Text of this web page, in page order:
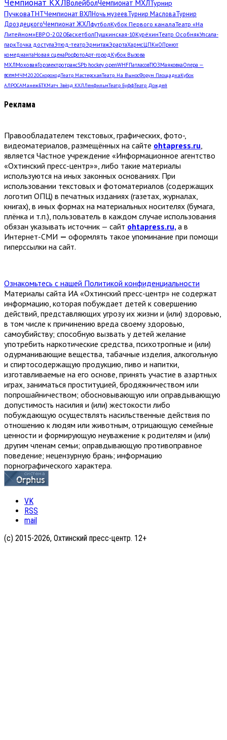
Чемпионат КХЛВолейболЧемпионат МХЛТурнир
ПучковаТНТЧемпионат ВХЛНочь музеевТурнир МасловаТурнир
ДроздецкогоЧемпионат ЖХЛфутболКубок Первого каналаТеатр «На
Литейном»ЕВРО-2020БаскетболПушкинская-10КурёхинТеатр ОсобнякУпсала-
паркТочка доступаЭтюд-театрЭрмитажЭрартаХармсЦПКиОПриют
комедиантаНовая сценаРосфотоАрт-город Кубок Вызова
МХЛМоховаяГорэлектротрансSPb hockey openWHFПатласовТЮЗМаяковкаОпера —
всемМЧМ2020СкороходТеатр МастерскаяТеатр. На ВыносФорум ПлощадкаКубок
АЛРОСАМанежБТКМатч Звёзд КХЛЛенфильмТеатр БуффТеатр Дождей
Реклама
Правообладателем текстовых, графических, фото-,
видеоматериалов, размещённых на сайте ohtapress.ru,
является Частное учреждение «Информационное агентство
«Охтинский пресс-центр»», либо такие материалы
используются на иных законных основаниях. При
использовании текстовых и фотоматериалов (содержащих
логотип ОПЦ) в печатных изданиях (газетах, журналах,
книгах), в иных формах на материальных носителях (бумага,
плёнка и т.п.), пользователь в каждом случае использования
обязан указывать источник — сайт ohtapress.ru, а в
Интернет-СМИ — оформлять такое упоминание при помощи
гиперссылки на сайт.
Ознакомьтесь с нашей Политикой конфиденциальности
Материалы сайта ИА «Охтинский пресс-центр» не содержат
информацию, которая побуждает детей к совершению
действий, представляющих угрозу их жизни и (или) здоровью,
в том числе к причинению вреда своему здоровью,
самоубийству; способную вызвать у детей желание
употребить наркотические средства, психотропные и (или)
одурманивающие вещества, табачные изделия, алкогольную
и спиртосодержащую продукцию, пиво и напитки,
изготавливаемые на его основе, принять участие в азартных
играх, заниматься проституцией, бродяжничеством или
попрошайничеством; обосновывающую или оправдывающую
допустимость насилия и (или) жестокости либо
побуждающую осуществлять насильственные действия по
отношению к людям или животным, отрицающую семейные
ценности и формирующую неуважение к родителям и (или)
другим членам семьи; оправдывающую противоправное
поведение; нецензурную брань; информацию
порнографического характера.
VK
RSS
mail
(с) 2015-2026, Охтинский пресс-центр. 12+